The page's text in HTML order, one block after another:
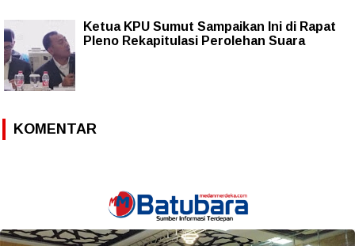
Ketua KPU Sumut Sampaikan Ini di Rapat
Pleno Rekapitulasi Perolehan Suara
KOMENTAR